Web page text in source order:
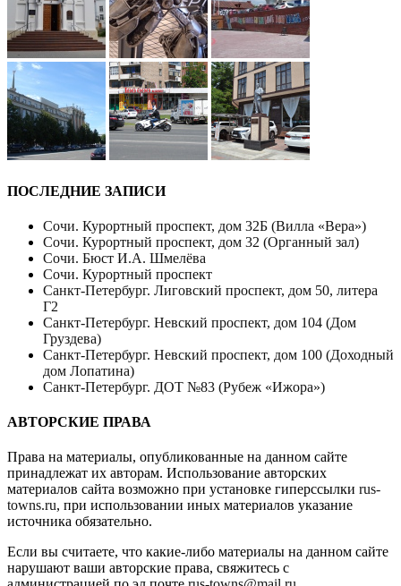
ПОСЛЕДНИЕ ЗАПИСИ
Сочи. Курортный проспект, дом 32Б (Вилла «Вера»)
Сочи. Курортный проспект, дом 32 (Органный зал)
Сочи. Бюст И.А. Шмелёва
Сочи. Курортный проспект
Санкт-Петербург. Лиговский проспект, дом 50, литера
Г2
Санкт-Петербург. Невский проспект, дом 104 (Дом
Груздева)
Санкт-Петербург. Невский проспект, дом 100 (Доходный
дом Лопатина)
Санкт-Петербург. ДОТ №83 (Рубеж «Ижора»)
АВТОРСКИЕ ПРАВА
Права на материалы, опубликованные на данном сайте
принадлежат их авторам. Использование авторских
материалов сайта возможно при установке гиперссылки rus-
towns.ru, при использовании иных материалов указание
источника обязательно.
Если вы считаете, что какие-либо материалы на данном сайте
нарушают ваши авторские права, свяжитесь с